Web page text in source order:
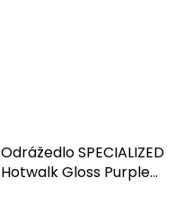
Odrážedlo SPECIALIZED
Hotwalk Gloss Purple